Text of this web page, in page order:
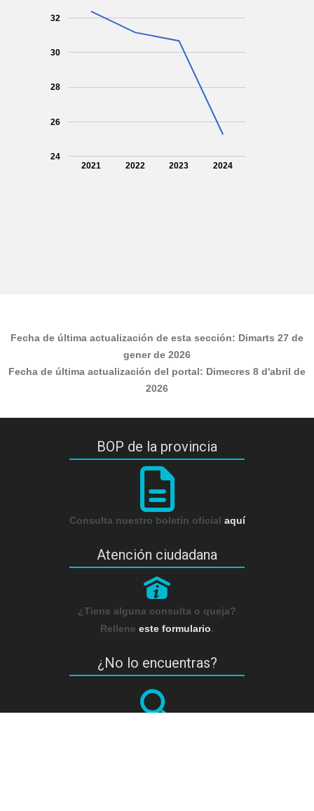
2021 2022 2023 2024
24
26
28
30
32
Fecha de última actualización de esta sección: Dimarts 27 de
gener de 2026
Fecha de última actualización del portal: Dimecres 8 d'abril de
2026
BOP de la provincia
Consulta nuestro boletín oficial aquí
Atención ciudadana
P
¿Tiene alguna consulta o queja?
Rellene este formulario.
¿No lo encuentras?